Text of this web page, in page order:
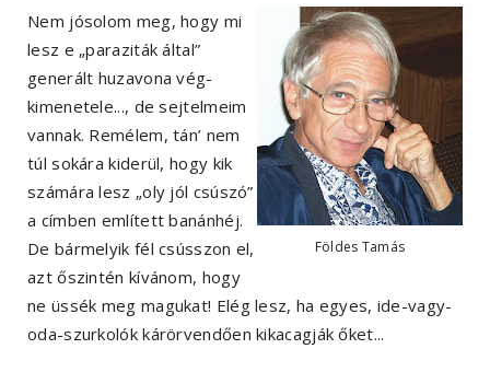
Földes Tamás
Nem jósolom meg, hogy mi
lesz e „paraziták által”
generált huzavona vég-
kimenetele..., de sejtelmeim
vannak. Remélem, tán’ nem
túlsokára kiderül, hogy kik
számára lesz „oly jól csúszó”
a címben említett banánhéj.
De bármelyik fél csússzon el,
azt őszintén kívánom, hogy
ne üssék meg magukat! Elég lesz, ha egyes, ide-vagy-
oda-szurkolók kárörvendően kikacagják őket...